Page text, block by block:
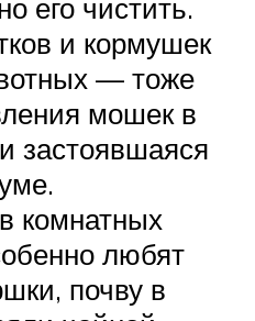
его чистить.
и кормушек
— тоже
мошек в
застоявшаяся
комнатных
любят
почву в